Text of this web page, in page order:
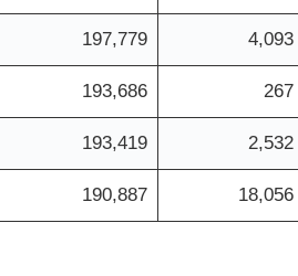
197,779 4,093
193,686 267
193,419 2,532
190,887 18,056